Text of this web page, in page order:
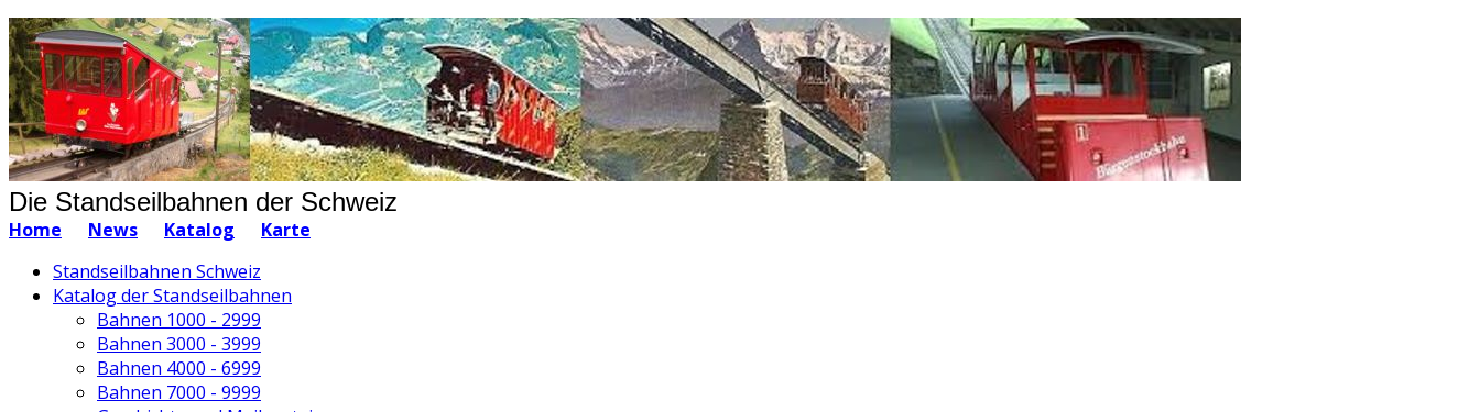
Die Standseilbahnen der Schweiz
Home News Katalog
Karte
Standseilbahnen Schweiz
Katalog der Standseilbahnen
Bahnen 1000 - 2999
Bahnen 3000 - 3999
Bahnen 4000 - 6999
Bahnen 7000 - 9999